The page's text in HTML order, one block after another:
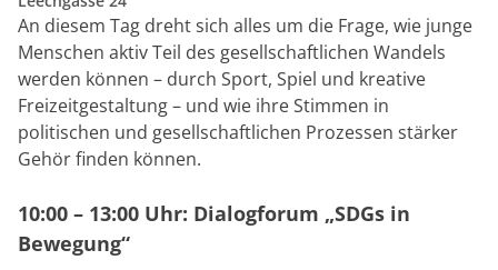
An diesem Tag dreht sich alles um die Frage, wie junge
Menschen aktiv Teil des gesellschaftlichen Wandels
werden können – durch Sport, Spiel und kreative
Freizeitgestaltung – und wie ihre Stimmen in
politischen und gesellschaftlichen Prozessen stärker
Gehör finden können.
10:00 – 13:00 Uhr: Dialogforum „SDGs in
Bewegung“